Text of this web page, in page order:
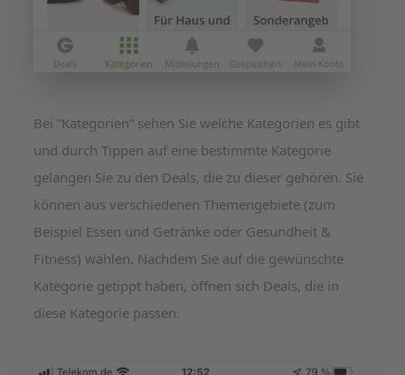
Bei “Kategorien” sehen Sie welche Kategorien es gibt
und durch Tippen auf eine bestimmte Kategorie
gelangen Sie zu den Deals, die zu dieser gehören. Sie
können aus verschiedenen Themengebiete (zum
Beispiel Essen und Getränke oder Gesundheit &
Fitness) wählen. Nachdem Sie auf die gewünschte
Kategorie getippt haben, öffnen sich Deals, die in
diese Kategorie passen.